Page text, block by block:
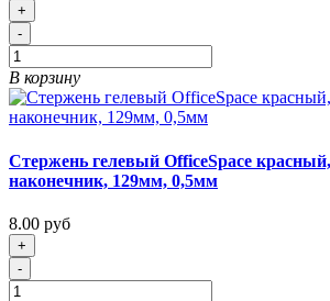
+
-
В корзину
Стержень гелевый OfficeSpace
наконечник, 129мм, 0,5мм
8.00 руб
+
-